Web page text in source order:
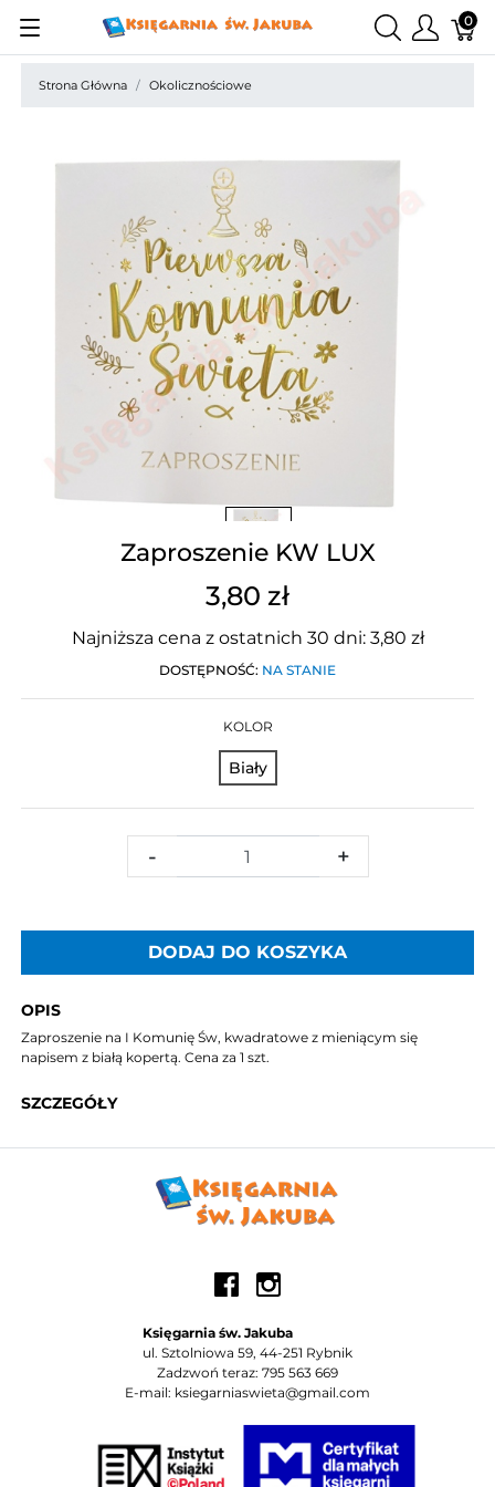
0
Strona Główna Okolicznościowe
Zaproszenie KW LUX
3,80 zł
Najniższa cena z ostatnich 30 dni: 3,80 zł
DOSTĘPNOŚĆ: NA STANIE
KOLOR
Biały
- +
DODAJ DO KOSZYKA
OPIS
Zaproszenie na I Komunię Św, kwadratowe z mieniącym się
napisem z białą kopertą. Cena za 1 szt.
SZCZEGÓŁY
Księgarnia św. Jakuba
ul. Sztolniowa 59, 44-251 Rybnik
Zadzwoń teraz: 795 563 669
E-mail: ksiegarniaswieta@gmail.com